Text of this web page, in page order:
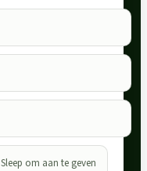
Sleep om aan te geven